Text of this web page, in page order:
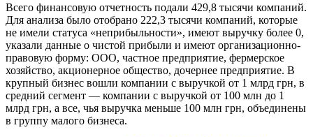
Всего финансовую отчетность подали 429,8 тысячи компаний.
Для анализа было отобрано 222,3 тысячи компаний, которые
не имели статуса «неприбыльности», имеют выручку более 0,
указали данные о чистой прибыли и имеют организационно-
правовую форму: ООО, частное предприятие, фермерское
хозяйство, акционерное общество, дочернее предприятие. В
крупный бизнес вошли компании с выручкой от 1 млрд грн, в
средний сегмент — компании с выручкой от 100 млн до 1
млрд грн, а все, чья выручка меньше 100 млн грн, объединены
в группу малого бизнеса.